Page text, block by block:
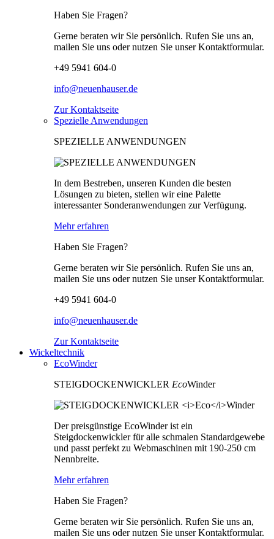
Haben Sie Fragen?
Gerne beraten wir Sie persönlich. Rufen Sie uns an,
mailen Sie uns oder nutzen Sie unser Kontaktformular.
+49 5941 604-0
info@neuenhauser.de
Zur Kontaktseite
Spezielle Anwendungen
SPEZIELLE ANWENDUNGEN
In dem Bestreben, unseren Kunden die besten
Lösungen zu bieten, stellen wir eine Palette
interessanter Sonderanwendungen zur Verfügung.
Mehr erfahren
Haben Sie Fragen?
Gerne beraten wir Sie persönlich. Rufen Sie uns an,
mailen Sie uns oder nutzen Sie unser Kontaktformular.
+49 5941 604-0
info@neuenhauser.de
Zur Kontaktseite
Wickeltechnik
EcoWinder
STEIGDOCKENWICKLER EcoWinder
Der preisgünstige EcoWinder ist ein
Steigdockenwickler für alle schmalen Standardgewebe
und passt perfekt zu Webmaschinen mit 190-250 cm
Nennbreite.
Mehr erfahren
Haben Sie Fragen?
Gerne beraten wir Sie persönlich. Rufen Sie uns an,
mailen Sie uns oder nutzen Sie unser Kontaktformular.